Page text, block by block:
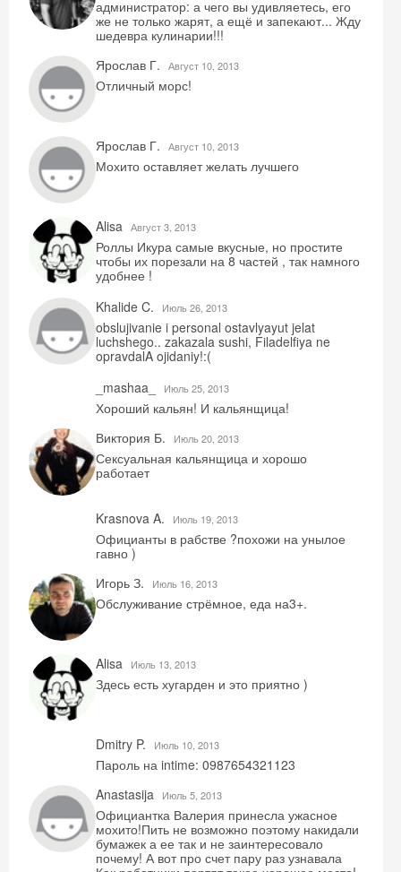
администратор: а чего вы удивляетесь, его
же не только жарят, а ещё и запекают... Жду
шедевра кулинарии!!!
Ярослав Г.
Август 10, 2013
Отличный морс!
Ярослав Г. Август 10, 2013
Мохито оставляет желать лучшего
Alisa Август 3, 2013
Роллы Икура самые вкусные, но простите
чтобы их порезали на 8 частей , так намного
удобнее !
Khalide C.
Июль 26, 2013
obslujivanie i personal ostavlyayut jelat
luchshego.. zakazala sushi, Filadelfiya ne
opravdalA ojidaniy!:(
_mashaa_
Июль 25, 2013
Хороший кальян! И кальянщица!
Виктория Б.
Июль 20, 2013
Сексуальная кальянщица и хорошо
работает
Krasnova A. Июль 19, 2013
Официанты в рабстве ?похожи на унылое
гавно )
Игорь З.
Июль 16, 2013
Обслуживание стрёмное, еда на3+.
Alisa Июль 13, 2013
Здесь есть хугарден и это приятно )
Dmitry P. Июль 10, 2013
Пароль на intime: 0987654321123
Anastasija
Июль 5, 2013
Официантка Валерия принесла ужасное
мохито!Пить не возможно поэтому накидали
бумажек а ее так и не заинтересовало
почему! А вот про счет пару раз узнавала